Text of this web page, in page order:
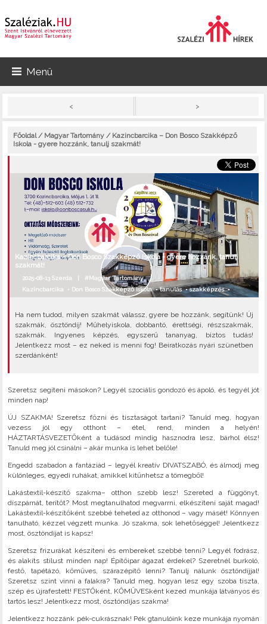
Menü
< >
Főoldal/ Magyar Tartomány / Kazincbarcika – Don Bosco Szakképző
Iskola - gyere hozzánk, tanulj szakmát!
Kazincbarcika – Don Bosco Szakképző Iskola - gyere hozzánk, tanulj
szakmát!
2025-08-13 Szerda | #Magyar Tartomány
Kazincbarcika
• Don Bosco Szakképző Iskola•tanulás•szakképzés•
Ha nem tudod, milyen szakmát válassz, gyere be hozzánk, segítünk! Új
szakmák, ösztöndíj! Műhelyiskola, dobbantó, érettségi, részszakmák,
szakmák. Ingyenes képzés, egyszerű tananyag, biztos tudás!
Jelentkezz most – ez neked is menni fog! Beiratkozás nyári szünetben
szerdánként!
Szeretsz segíteni másokon? Legyél szociális gondozó és ápoló, és tegyél jót
minden nap!
ÚJ SZAKMA! Szeretsz főzni és tisztaságot tartani? Tanuld meg, hogyan
vezess jól egy otthont – étel, rend, minden a helyén!
HÁZTARTÁSVEZETŐként a tudásod mindig hasznodra lesz, bárhol élsz!
Tanuld meg jól csinálni – akár munka is lehet belőle!
Engedd szabadon a fantáziád – legyél kreatív DIVATSZABÓ, és álmodj meg
különleges, egyedi ruhákat, amikkel kitűnhetsz a tömegből!
Lakástextil-készítő szakma– otthon szebb lesz! Szereted a függönyt,
díszpárnát, terítőt? Most megtanulhatod megvarrni, elkészíteni saját magad!
Lakástextil-készítőként szebbé teheted az otthonod – vagy másét! Könnyen
tanulható, kézzel végzett munka. Jó szakma, sok lehetőséggel! Jelentkezz
most, ösztöndíjat is kapsz!
Szeretsz frizurákat készíteni és embereket szebbé tenni? Legyél fodrász,
és alakíts stílust minden nap! Építőipar ágazat érdekel? Szeretnél burkoló,
festő, tapétázó, kőműves, szárazépítő lenni? Tanulj nálunk ösztöndíjjal!
Szeretsz színt vinni a falakra? Tanuld meg, hogyan lesz egy szoba tiszta,
szép és újrafestett! FESTŐként, KŐMŰVESként kezed munkája látványos és
tartós lesz! Jelentkezz most, ösztöndíjas szakma!
Jelentkezz hozzánk pék-cukrásznak! Pék gtanulóink keze munkája nyomán